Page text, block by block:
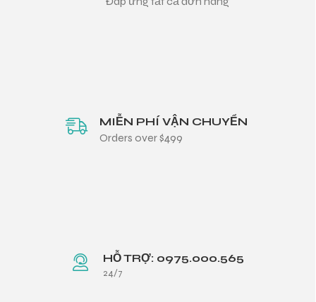
MIỄN PHÍ VẬN CHUYỂN
Orders over $499
HỖ TRỢ: 0975.000.565
24/7